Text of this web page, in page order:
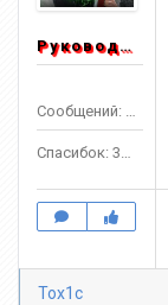
Руководитель
Сообщений: 1553
Спасибок: 3303
Tox1c